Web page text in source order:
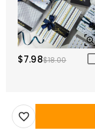
$7.98$18.00